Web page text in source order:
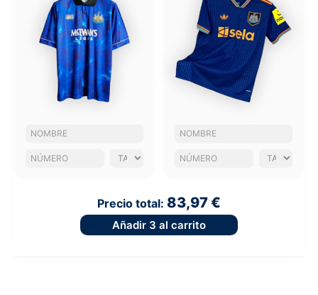
Precio total: 83,97 €
Añadir 3 al carrito